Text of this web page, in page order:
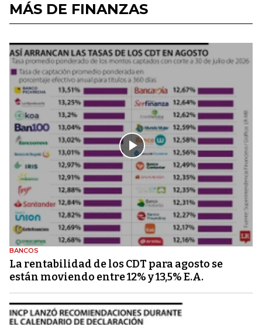
MÁS DE FINANZAS
BANCOS
La rentabilidad de los CDT para agosto se
están moviendo entre 12% y 13,5% E.A.